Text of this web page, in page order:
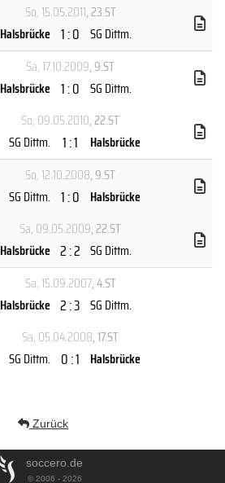
So, 15.05.2011, 23.ST
Halsbrücke 1 : 0 SG Dittm.
Sa, 17.10.2009, 9.ST
Halsbrücke 1 : 0 SG Dittm.
So, 09.05.2010, 22.ST
SG Dittm. 1 : 1 Halsbrücke
So, 12.10.2008, 9.ST
SG Dittm. 1 : 0 Halsbrücke
Sa, 09.05.2009, 22.ST
Halsbrücke 2 : 2 SG Dittm.
Sa, 15.09.2007, 4.ST
Halsbrücke 2 : 3 SG Dittm.
Sa, 05.04.2008, 17.ST
SG Dittm. 0 : 1 Halsbrücke
Zurück
soccero.de
© 2006 - 2026